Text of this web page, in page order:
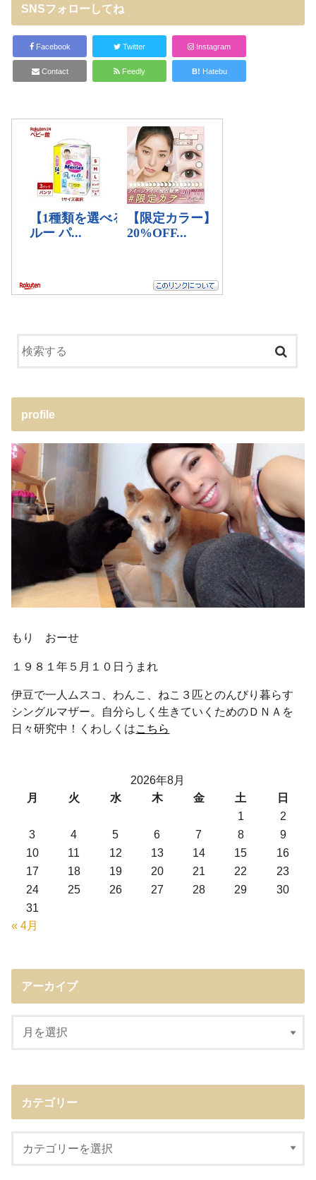
SNSフォローしてね
Facebook Twitter Instagram
Contact Feedly B! Hatebu
profile
もり おーせ
１９８１年５月１０日うまれ
伊豆で一人ムスコ、わんこ、ねこ３匹とのんびり暮らす
シングルマザー。自分らしく生きていくためのＤＮＡを
日々研究中！くわしくはこちら
2026年8月
月
火 水 木 金 土
日
1
2
3
4 5 6 7 8
9
10
11 12 13 14 15
16
17
18 19 20 21 22
23
24
25 26 27 28 29
30
31
« 4月
アーカイブ
カテゴリー